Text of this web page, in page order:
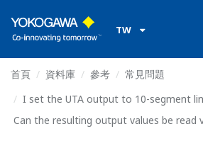
TW
首頁 資料庫 參考
常見問題
I set the UTA output to 10-segment
Can the resulting output values be read